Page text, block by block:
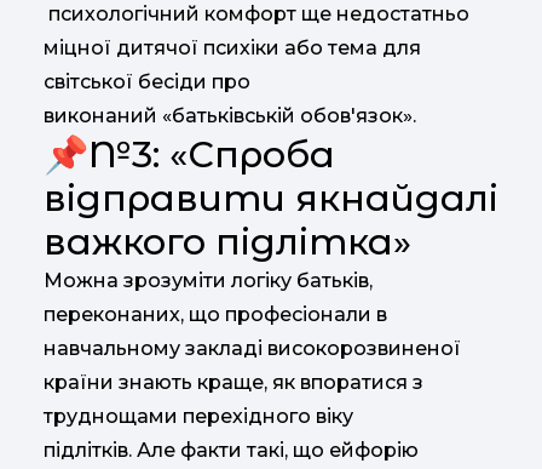
психологічний комфорт ще недостатньо
міцної дитячої психіки або тема для
світської бесіди про
виконаний «батьківській обов'язок».
📌№3: «Спроба
відправити якнайдалі
важкого підлітка»
Можна зрозуміти логіку батьків,
переконаних, що професіонали в
навчальному закладі високорозвиненої
країни знають краще, як впоратися з
труднощами перехідного віку
підлітків. Але факти такі, що ейфорію